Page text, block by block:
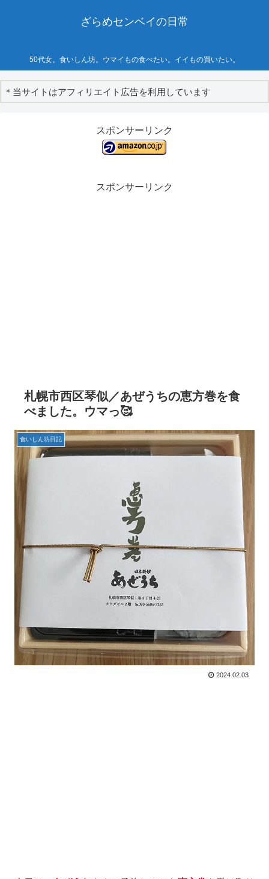
ざらめセンベイの日常
50代女。食いしん坊。ウマイもの食べたい。イイもの買いたい。
＊当サイトはアフィリエイト広告を利用しています
スポンサーリンク
スポンサーリンク
札幌市西区琴似／あぜうちの恵方巻を食
べました。ウマっ🥰
食いしん坊日記
2024.02.03